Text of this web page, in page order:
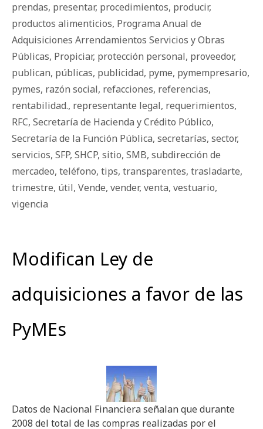
prendas, presentar, procedimientos, producir,
productos alimenticios, Programa Anual de
Adquisiciones Arrendamientos Servicios y Obras
Públicas, Propiciar, protección personal, proveedor,
publican, públicas, publicidad, pyme, pymempresario,
pymes, razón social, refacciones, referencias,
rentabilidad., representante legal, requerimientos,
RFC, Secretaría de Hacienda y Crédito Público,
Secretaría de la Función Pública, secretarías, sector,
servicios, SFP, SHCP, sitio, SMB, subdirección de
mercadeo, teléfono, tips, transparentes, trasladarte,
trimestre, útil, Vende, vender, venta, vestuario,
vigencia
Modifican Ley de
adquisiciones a favor de las
PyMEs
Datos de Nacional Financiera señalan que durante
2008 del total de las compras realizadas por el